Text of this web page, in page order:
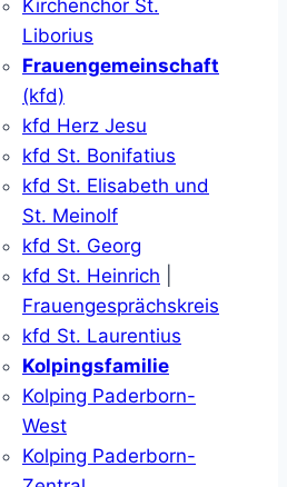
Kirchenchor St.
Liborius
Frauengemeinschaft
(kfd)
kfd Herz Jesu
kfd St. Bonifatius
kfd St. Elisabeth und
St. Meinolf
kfd St. Georg
kfd St. Heinrich
Frauengesprächskreis
kfd St. Laurentius
Kolpingsfamilie
Kolping Paderborn-
West
Kolping Paderborn-